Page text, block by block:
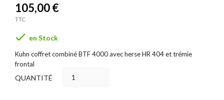
105,00 €
TTC
 en Stock
Kuhn coffret combiné BTF 4000 avec herse HR 404 et trémie
frontal
QUANTITÉ